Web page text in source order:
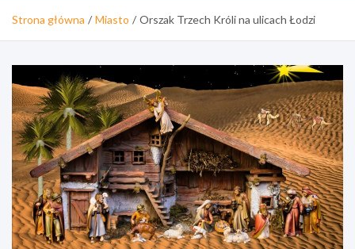
Strona główna Miasto Orszak Trzech Króli na ulicach Łodzi